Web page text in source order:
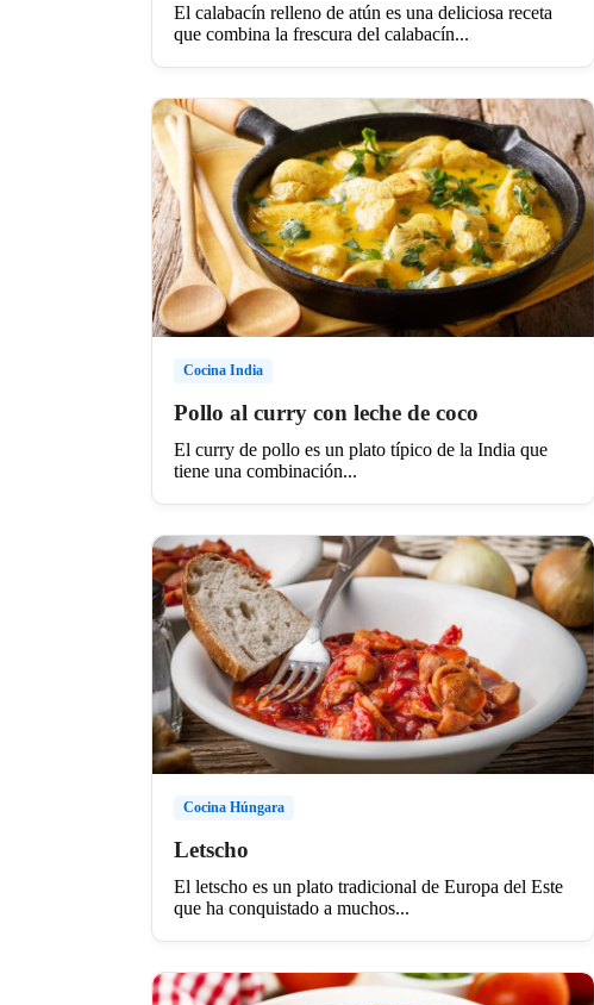
El calabacín relleno de atún es una deliciosa receta
que combina la frescura del calabacín...
Cocina India
Pollo al curry con leche de coco
El curry de pollo es un plato típico de la India que
tiene una combinación...
Cocina Húngara
Letscho
El letscho es un plato tradicional de Europa del Este
que ha conquistado a muchos...